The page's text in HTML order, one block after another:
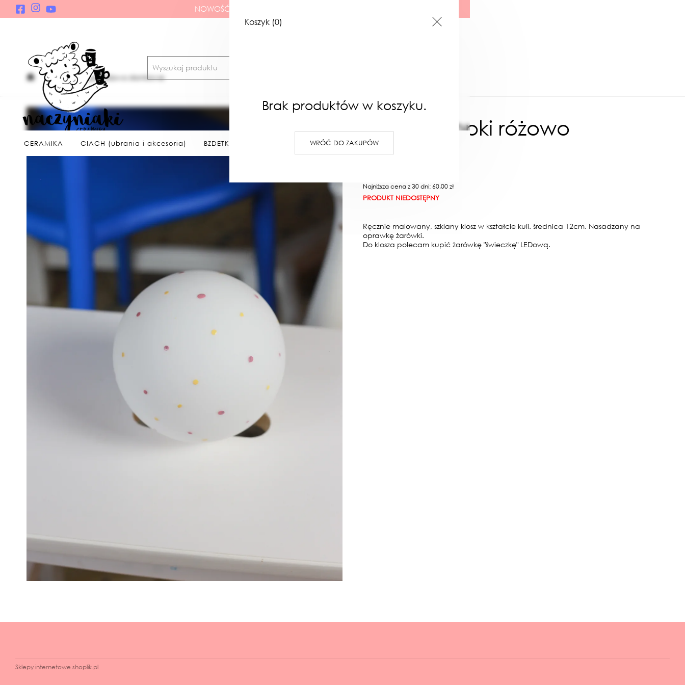
NOWOŚĆ! ILUSTRACJE
CERAMIKA CIACH (ubrania i akcesoria) BZDETKI BONY PREZENTOWE
Koszyk (0)
Brak produktów w koszyku.
WRÓĆ DO ZAKUPÓW
klosz w kropki różowo słomkowe
klosz w kropki różowo
słomkowe
Najniższa cena z 30 dni: 60,00 zł
PRODUKT NIEDOSTĘPNY
Ręcznie malowany, szklany klosz w kształcie kuli. średnica 12cm. Nasadzany na
oprawkę żarówki.
Do klosza polecam kupić żarówkę "świeczkę" LEDową.
Sklepy internetowe shoplik.pl